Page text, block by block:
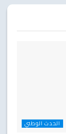
الحدث الوطني